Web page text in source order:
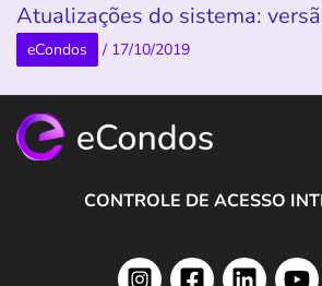
Atualizações do sistema:
eCondos / 17/10/2019
CONTROLE DE ACESSO